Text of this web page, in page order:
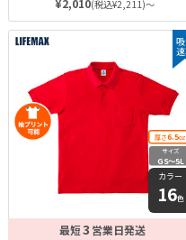
¥2,010(税込¥2,211)～
厚さ6.5oz
サイズ
GS〜5L
カラー
16色
最短3 営業日発送